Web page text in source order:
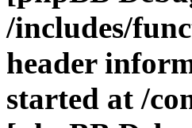
/includes/
header
started at /